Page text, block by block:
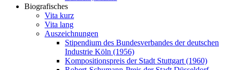
Biografisches
Vita kurz
Vita lang
Auszeichnungen
Stipendium des Bundesverbandes der deutschen
Industrie Köln (1956)
Kompositionspreis der Stadt Stuttgart (1960)